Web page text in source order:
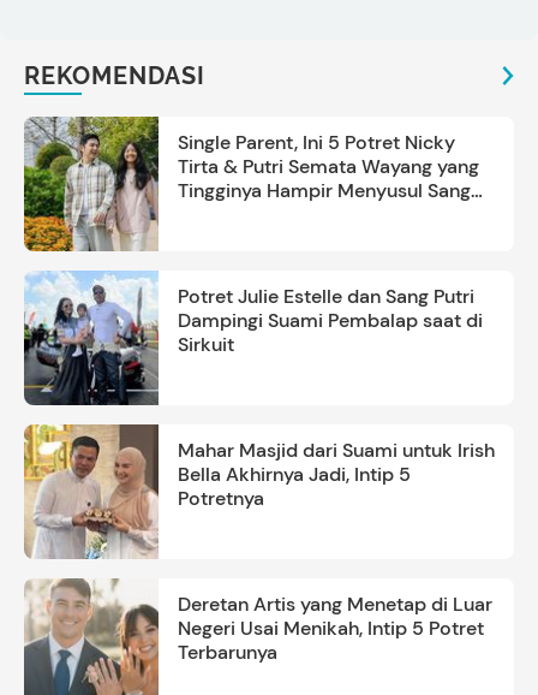
REKOMENDASI
Single Parent, Ini 5 Potret Nicky
Tirta & Putri Semata Wayang yang
Tingginya Hampir Menyusul Sang
Potret Julie Estelle dan Sang Putri
Dampingi Suami Pembalap saat di
Sirkuit
Mahar Masjid dari Suami untuk Irish
Bella Akhirnya Jadi, Intip 5
Potretnya
Deretan Artis yang Menetap di Luar
Negeri Usai Menikah, Intip 5 Potret
Terbarunya